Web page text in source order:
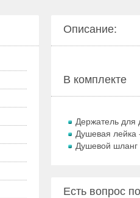
Описание:
В комплекте
Держатель для
Душевая лейка
Душевой шланг
Есть вопрос